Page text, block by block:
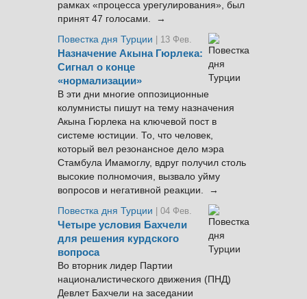
рамках «процесса урегулирования», был
принят 47 голосами. →
Повестка дня Турции
| 13 Фев.
Назначение Акына Гюрлека:
Сигнал о конце
«нормализации»
В эти дни многие оппозиционные
колумнисты пишут на тему назначения
Акына Гюрлека на ключевой пост в
системе юстиции. То, что человек,
который вел резонансное дело мэра
Стамбула Имамоглу, вдруг получил столь
высокие полномочия, вызвало уйму
вопросов и негативной реакции. →
Повестка дня Турции
| 04 Фев.
Четыре условия Бахчели
для решения курдского
вопроса
Во вторник лидер Партии
националистического движения (ПНД)
Девлет Бахчели на заседании